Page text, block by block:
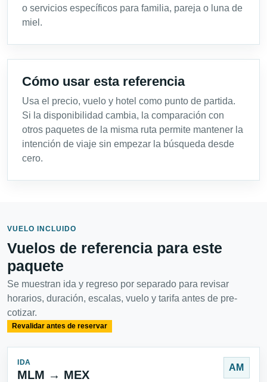
o servicios específicos para familia, pareja o luna de
miel.
Cómo usar esta referencia
Usa el precio, vuelo y hotel como punto de partida.
Si la disponibilidad cambia, la comparación con
otros paquetes de la misma ruta permite mantener la
intención de viaje sin empezar la búsqueda desde
cero.
VUELO INCLUIDO
Vuelos de referencia para este
paquete
Se muestran ida y regreso por separado para revisar
horarios, duración, escalas, vuelo y tarifa antes de pre-
cotizar.
Revalidar antes de reservar
IDA
MLM → MEX
AM